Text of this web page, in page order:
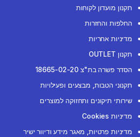
תקנון מועדון לקוחות
החלפות והחזרות
מדיניות אחריות
תקנון OUTLET
הסדר פשרה בת"צ 18665-02-20
תקנוני הטבות, מבצעים ופעילויות
שירותי תיקונים ותחזוקה למוצרים
מדיניות Cookies
מדיניות פרטיות, מאגר מידע ודיוור ישיר